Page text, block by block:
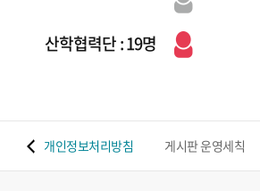
산학협력단 : 19명
개인정보처리방침 게시판 운영세칙